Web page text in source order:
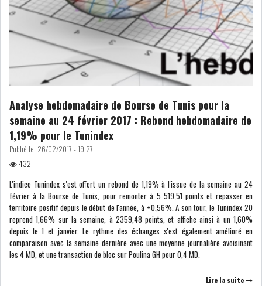
SONDAGES
COMMUNIQUÉS DE
PRESSE
HEBDOMADAIRE...
OFFICEPLAST CHERCHE DEUX
ADMINISTRATEURS...
L’ATB RENFORCE SON
Analyse hebdomadaire de Bourse de Tunis pour la
semaine au 24 février 2017 : Rebond hebdomadaire de
1,19% pour le Tunindex
Publié le: 26/02/2017 - 19:27
432
L'indice Tunindex s'est offert un rebond de 1,19% à l'issue de la semaine au 24
février à la Bourse de Tunis, pour remonter à 5 519,51 points et repasser en
territoire positif depuis le début de l'année, à +0,56%. A son tour, le Tunindex 20
reprend 1,66% sur la semaine, à 2359,48 points, et affiche ainsi à un 1,60%
depuis le 1 et janvier. Le rythme des échanges s'est également amélioré en
comparaison avec la semaine dernière avec une moyenne journalière avoisinant
les 4 MD, et une transaction de bloc sur Poulina GH pour 0,4 MD.
Lire la suite